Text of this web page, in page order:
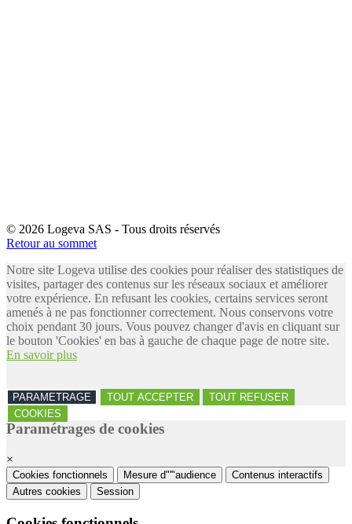
© 2026 Logeva SAS - Tous droits réservés
Retour au sommet
Notre site Logeva utilise des cookies pour réaliser des statistiques de
visites, partager des contenus sur les réseaux sociaux et améliorer
votre expérience. En refusant les cookies, certains services seront
amenés à ne pas fonctionner correctement. Nous conservons votre
choix pendant 30 jours. Vous pouvez changer d'avis en cliquant sur
le bouton 'Cookies' en bas à gauche de chaque page de notre site.
En savoir plus
PARAMETRAGE TOUT ACCEPTER
TOUT REFUSER
COOKIES
Paramétrages de cookies
×
Cookies fonctionnels Mesure d"'"audience
Contenus interactifs
Autres cookies
Session